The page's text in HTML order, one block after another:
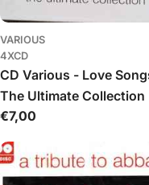
VARIOUS
4XCD
CD Various - Love
The Ultimate Collection
Обычная
€7,00